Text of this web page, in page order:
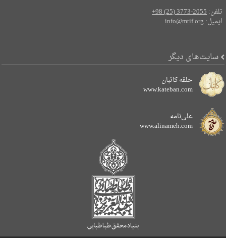
تلفن:+98 (25) 3773-2055
ایمیل:info@mtif.org
سایت‌های دیگر
حلقه کاتبان
www.kateban.com
علی‌نامه
www.alinameh.com